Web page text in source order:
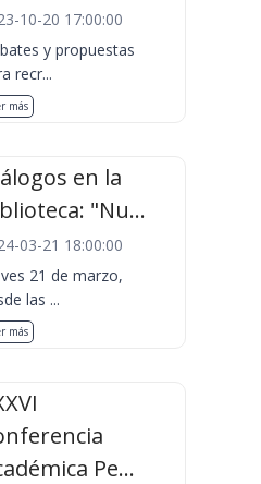
10-20 17:00:00
y propuestas
recr...
más
en la
"Nu...
03-21 18:00:00
21 de marzo,
las ...
más
Pe...